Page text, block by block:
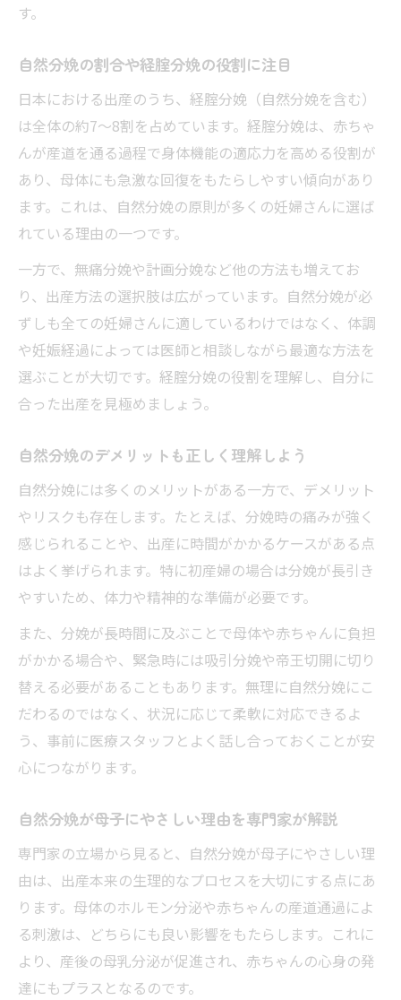
す。
自然分娩の割合や経腟分娩の役割に注目
日本における出産のうち、経腟分娩（自然分娩を含む）
は全体の約7～8割を占めています。経腟分娩は、赤ちゃ
んが産道を通る過程で身体機能の適応力を高める役割が
あり、母体にも急激な回復をもたらしやすい傾向があり
ます。これは、自然分娩の原則が多くの妊婦さんに選ば
れている理由の一つです。
一方で、無痛分娩や計画分娩など他の方法も増えてお
り、出産方法の選択肢は広がっています。自然分娩が必
ずしも全ての妊婦さんに適しているわけではなく、体調
や妊娠経過によっては医師と相談しながら最適な方法を
選ぶことが大切です。経腟分娩の役割を理解し、自分に
合った出産を見極めましょう。
自然分娩のデメリットも正しく理解しよう
自然分娩には多くのメリットがある一方で、デメリット
やリスクも存在します。たとえば、分娩時の痛みが強く
感じられることや、出産に時間がかかるケースがある点
はよく挙げられます。特に初産婦の場合は分娩が長引き
やすいため、体力や精神的な準備が必要です。
また、分娩が長時間に及ぶことで母体や赤ちゃんに負担
がかかる場合や、緊急時には吸引分娩や帝王切開に切り
替える必要があることもあります。無理に自然分娩にこ
だわるのではなく、状況に応じて柔軟に対応できるよ
う、事前に医療スタッフとよく話し合っておくことが安
心につながります。
自然分娩が母子にやさしい理由を専門家が解説
専門家の立場から見ると、自然分娩が母子にやさしい理
由は、出産本来の生理的なプロセスを大切にする点にあ
ります。母体のホルモン分泌や赤ちゃんの産道通過によ
る刺激は、どちらにも良い影響をもたらします。これに
より、産後の母乳分泌が促進され、赤ちゃんの心身の発
達にもプラスとなるのです。